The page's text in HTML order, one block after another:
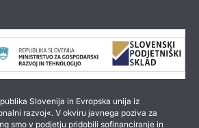
Slovenija in Evropska unija iz
razvoj«. V okviru javnega poziva za
smo v podjetju pridobili sofinanciranje in